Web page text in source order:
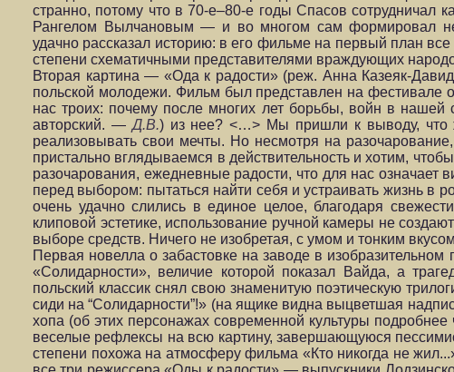
странно, потому что в 70-е–80-е годы Спасов
Рангелом Вылчановым — и во многом сам формировал
удачно рассказал историю: в его фильме на первый план
степени схематичными представителями враждующих
Вторая картина — «Ода к радости» (реж. Анна Казеяк-
польской молодежи. Фильм был представлен на
нас троих: почему после многих лет борьбы, войн в
авторский. —Д.В.) из нее? <…> Мы пришли к выводу, что
реализовывать свои мечты. Но несмотря на
пристально вглядываемся в действительность и хотим,
разочарования, ежедневные радости, что для нас
перед выбором: пытаться найти себя и устраивать жизнь в
очень удачно слились в единое целое, благодаря
клиповой эстетике, использование ручной камеры не
выборе средств. Ничего не изобретая, с умом и тонким
Первая новелла о забастовке на заводе в изобразительном
«Солидарности», величие которой показал Вайда, а
польский классик снял свою знаменитую поэтическую
сиди на “Солидарности”!» (на ящике видна выцветшая
хопа (об этих персонажах современной культуры
веселые рефлексы на всю картину, завершающуюся
степени похожа на атмосферу фильма «Кто никогда не